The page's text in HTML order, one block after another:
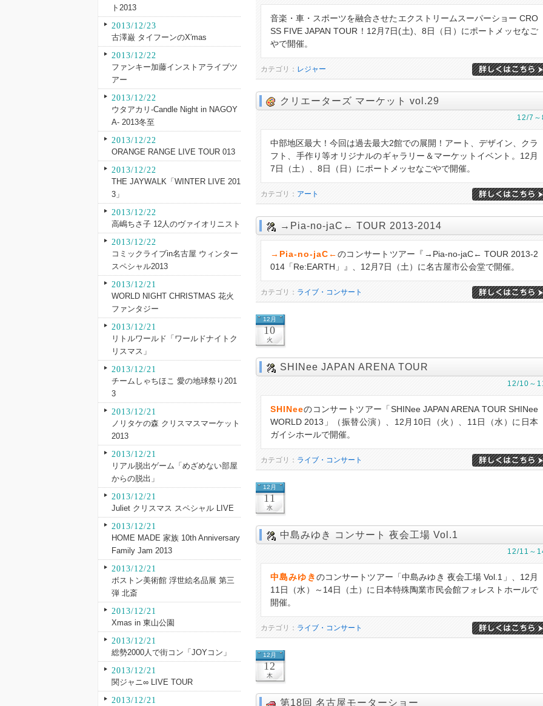
音楽・車・スポーツを融合させたエクストリームスーパーショー CRO
SS FIVE JAPAN TOUR！12月7日(土)、8日（日）にポートメッセなご
やで開催。
カテゴリ： レジャー
クリエーターズ マーケット vol.29
12/7
中部地区最大！今回は過去最大2館での展開！アート、デザイン、クラ
フト、手作り等オリジナルのギャラリー＆マーケットイベント。12月
7日（土）、8日（日）にポートメッセなごやで開催。
カテゴリ： アート
→Pia-no-jaC← TOUR 2013-2014
→Pia-no-jaC←のコンサートツアー『→Pia-no-jaC← TOUR 2013-2
014「Re:EARTH」』、12月7日（土）に名古屋市公会堂で開催。
カテゴリ： ライブ・コンサート
12月
10
火
SHINee JAPAN ARENA TOUR
12/10～
SHINeeのコンサートツアー「SHINee JAPAN ARENA TOUR SHINee
WORLD 2013」（振替公演）、12月10日（火）、11日（水）に日本
ガイシホールで開催。
カテゴリ： ライブ・コンサート
12月
11
水
中島みゆき コンサート 夜会工場 Vol.1
12/11～
中島みゆきのコンサートツアー「中島みゆき 夜会工場 Vol.1」、12月
11日（水）～14日（土）に日本特殊陶業市民会館フォレストホールで
開催。
カテゴリ： ライブ・コンサート
12月
12
木
第18回 名古屋モーターショー
ト2013
2013/12/23
古澤巌 タイフーンのX′mas
2013/12/22
ファンキー加藤インストアライブツ
アー
2013/12/22
ウタアカリ-Candle Night in NAGOY
A- 2013冬至
2013/12/22
ORANGE RANGE LIVE TOUR 013
2013/12/22
THE JAYWALK「WINTER LIVE 201
3」
2013/12/22
高嶋ちさ子 12人のヴァイオリニスト
2013/12/22
コミックライブin名古屋 ウィンター
スペシャル2013
2013/12/21
WORLD NIGHT CHRISTMAS 花火
ファンタジー
2013/12/21
リトルワールド「ワールドナイトク
リスマス」
2013/12/21
チームしゃちほこ 愛の地球祭り201
3
2013/12/21
ノリタケの森 クリスマスマーケット
2013
2013/12/21
リアル脱出ゲーム「めざめない部屋
からの脱出」
2013/12/21
Juliet クリスマス スペシャル LIVE
2013/12/21
HOME MADE 家族 10th Anniversary
Family Jam 2013
2013/12/21
ボストン美術館 浮世絵名品展 第三
弾 北斎
2013/12/21
Xmas in 東山公園
2013/12/21
総勢2000人で街コン「JOYコン」
2013/12/21
関ジャニ∞ LIVE TOUR
2013/12/21